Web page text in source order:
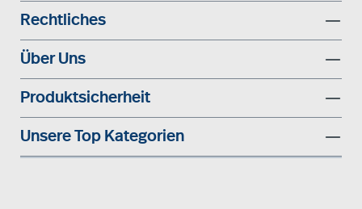
Rechtliches
Über Uns
Produktsicherheit
Unsere Top Kategorien